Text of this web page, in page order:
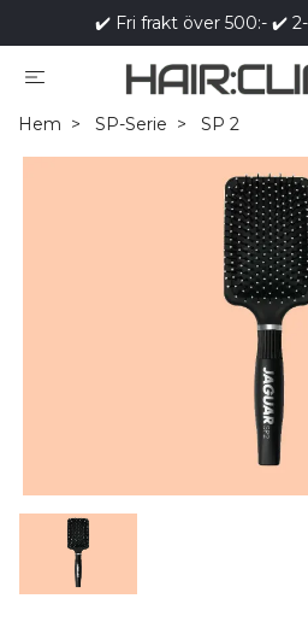
✔️ Fri frakt över 500:- ✔️
Hem SP-Serie SP 2